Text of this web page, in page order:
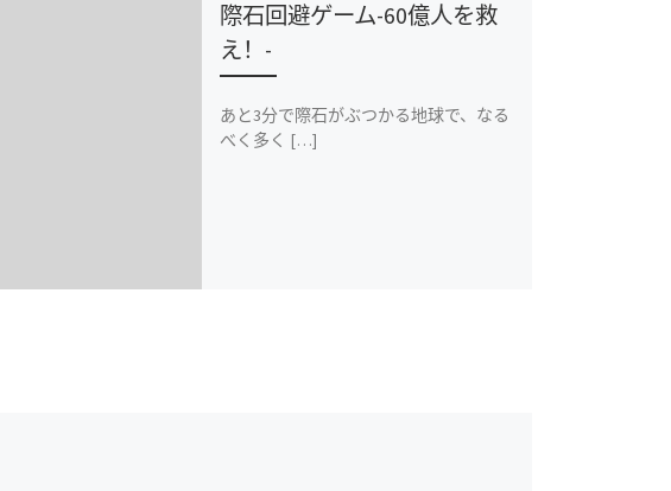
際石回避ゲーム-60億人を救
え！-
あと3分で際石がぶつかる地球で、なる
べく多く […]